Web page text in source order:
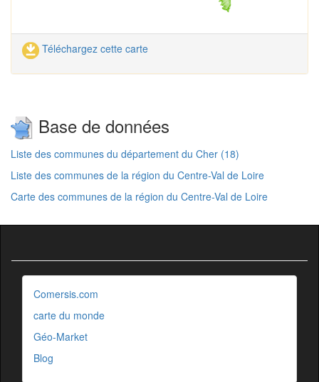
Téléchargez cette carte
Base de données
Liste des communes du département du Cher (18)
Liste des communes de la région du Centre-Val de Loire
Carte des communes de la région du Centre-Val de Loire
Comersis.com
carte du monde
Géo-Market
Blog